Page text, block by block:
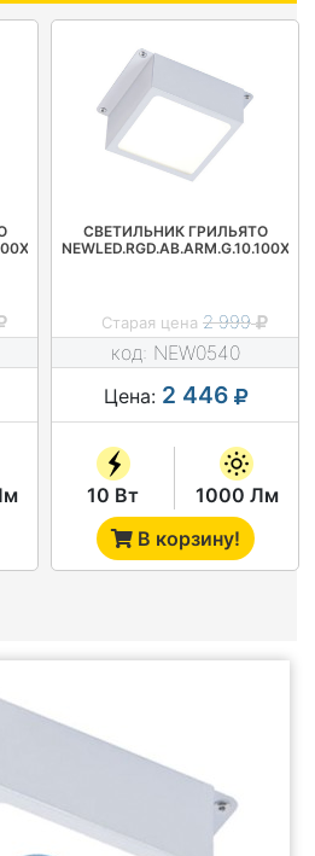
СВЕТИЛЬНИК ГРИЛЬЯТО
код: NEW0540
Старая цена 2 999
Цена: 2 446
10 Вт
1000 Лм
В корзину!